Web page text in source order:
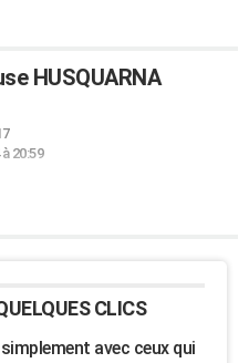
HUSQUARNA
20:59
CLICS
avec ceux qui